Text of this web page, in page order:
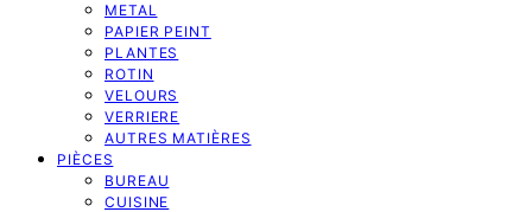
METAL
PAPIER PEINT
PLANTES
ROTIN
VELOURS
VERRIERE
AUTRES MATIÈRES
PIÈCES
BUREAU
CUISINE